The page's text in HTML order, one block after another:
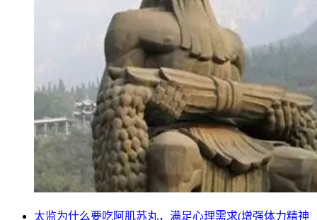
太监为什么要吃阿肌苏丸，满足心理需求(增强体力精神